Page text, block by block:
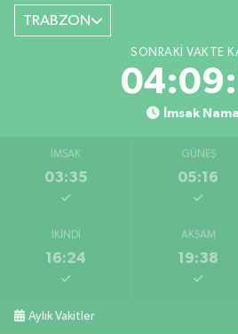
TRABZON
SONRAKI VAKTE
İmsak
İMSAK
03:35
GÜNEŞ
05:16
İKINDI
16:24
AKŞAM
19:38
Aylık Vakitler